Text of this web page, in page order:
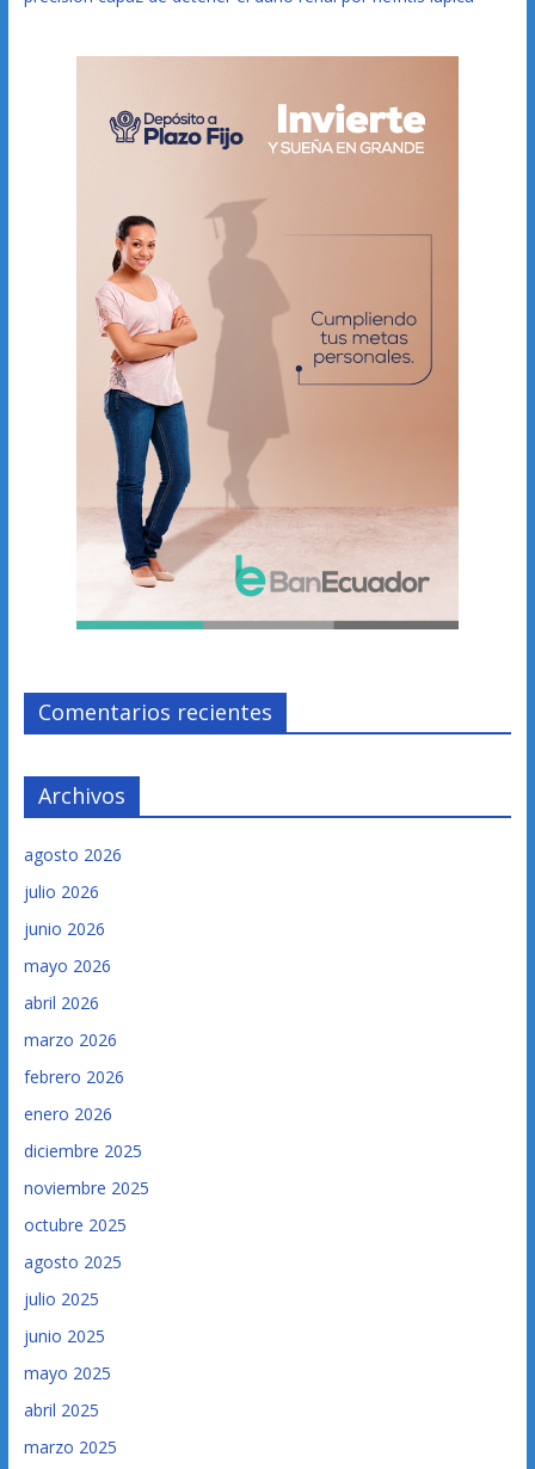
Comentarios recientes
Archivos
agosto 2026
julio 2026
junio 2026
mayo 2026
abril 2026
marzo 2026
febrero 2026
enero 2026
diciembre 2025
noviembre 2025
octubre 2025
agosto 2025
julio 2025
junio 2025
mayo 2025
abril 2025
marzo 2025